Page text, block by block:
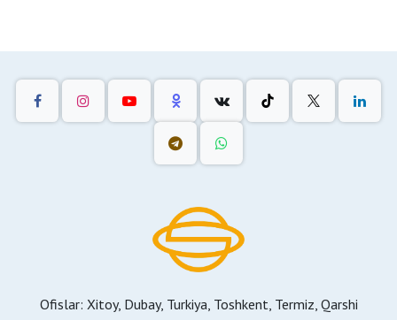
Ofislar: Xitoy, Dubay, Turkiya, Toshkent, Termiz, Qarshi